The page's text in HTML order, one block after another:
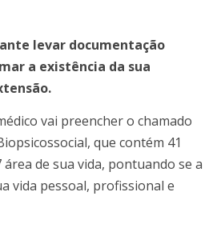
levar documentação
a existência da sua
vai preencher o chamado
que contém 41
de sua vida, pontuando se a
vida pessoal, profissional e